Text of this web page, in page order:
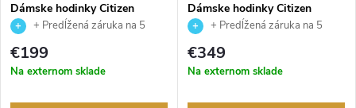
Dámske hodinky Citizen
FE1242-78D
+ Predĺžená záruka na 5
rokov. Až 100 dní na vrátenie
tovaru. Autorizovaný predajca.
€199
Na externom sklade
Dámske hodinky Citizen
EM1136-87D
+ Predĺžená záruka na 5
rokov. Až 100 dní na vrátenie
tovaru. Autorizovaný predajca.
€349
Na externom sklade